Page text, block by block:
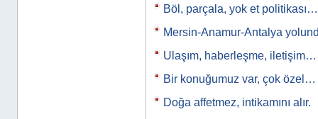
Böl, parçala, yok et politikası…
Mersin-Anamur-Antalya
Ulaşım, haberleşme, iletişim…
Bir konuğumuz var, çok özel…
Doğa affetmez, intikamını alır.